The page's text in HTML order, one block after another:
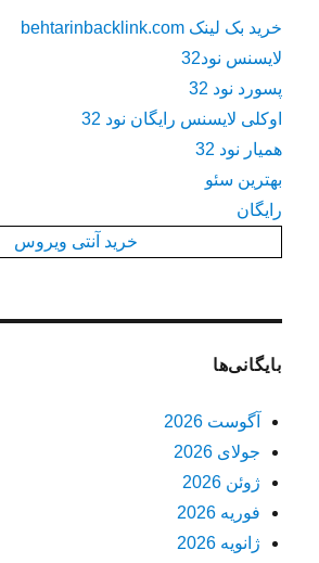
خرید بک لینک behtarinbacklink.com
لایسنس نود32
پسورد نود 32
اوکلی لایسنس رایگان نود 32
همیار نود 32
بهترین سئو
رایگان
خرید آنتی ویروس
بایگانی‌ها
آگوست 2026
جولای 2026
ژوئن 2026
فوریه 2026
ژانویه 2026